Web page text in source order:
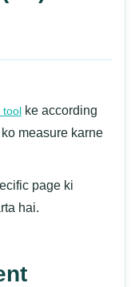
tool ke according
measure karne
page ki
hai.